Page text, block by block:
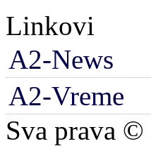
Linkovi
A2-News
A2-Vreme
Sva prava ©